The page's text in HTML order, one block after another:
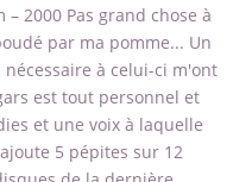
2000 Pas grand chose à
par ma pomme... Un
à celui-ci m'ont
est tout personnel et
et une voix à laquelle
5 pépites sur 12